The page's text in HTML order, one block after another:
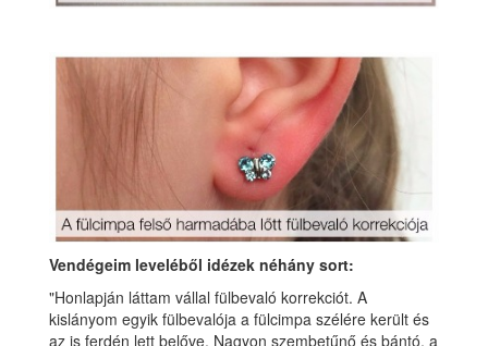
Vendégeim leveléből idézek néhány sort:
"Honlapján láttam vállal fülbevaló korrekciót. A
kislányom egyik fülbevalója a fülcimpa szélére került és
az is ferdén lett belőve. Nagyon szembetűnő és bántó, a